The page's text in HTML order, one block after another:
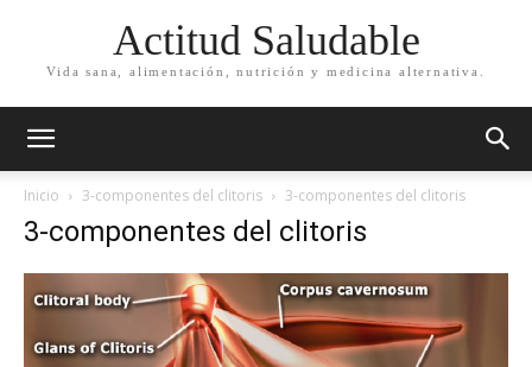
Actitud Saludable
Vida sana, alimentación, nutrición y medicina alternativa.
Inicio 3-componentes del clitoris 3-componentes del clitoris
3-componentes del clitoris